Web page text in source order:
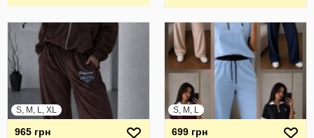
S, M, L, XL
965 грн
S, M, L
699 грн